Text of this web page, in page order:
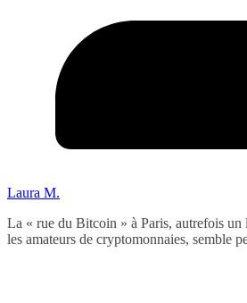
Laura M.
La « rue du Bitcoin » à Paris, autrefois un
les amateurs de cryptomonnaies, semble